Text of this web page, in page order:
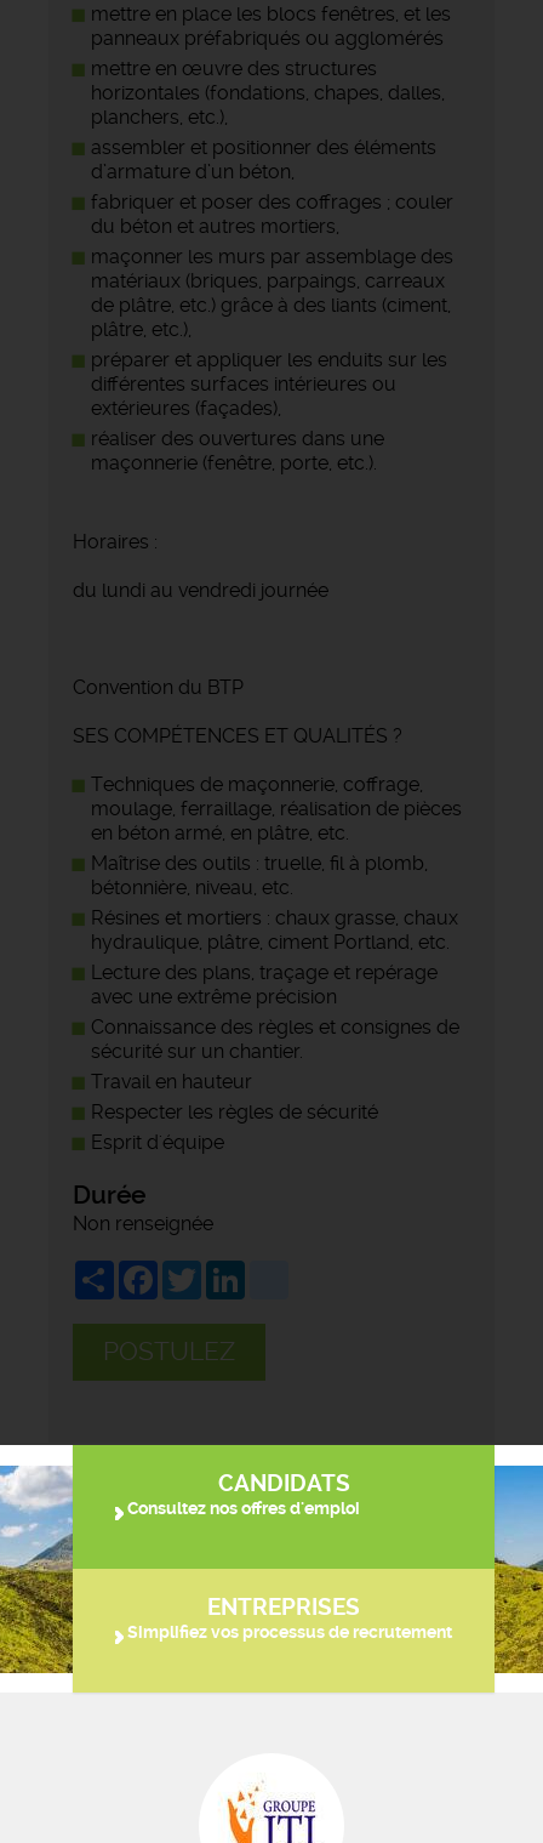
mettre en place les blocs fenêtres, et les
panneaux préfabriqués ou agglomérés
mettre en œuvre des structures
horizontales (fondations, chapes, dalles,
planchers, etc.),
assembler et positionner des éléments
d’armature d’un béton,
fabriquer et poser des coffrages ; couler
du béton et autres mortiers,
maçonner les murs par assemblage des
matériaux (briques, parpaings, carreaux
de plâtre, etc.) grâce à des liants (ciment,
plâtre, etc.),
préparer et appliquer les enduits sur les
différentes surfaces intérieures ou
extérieures (façades),
réaliser des ouvertures dans une
maçonnerie (fenêtre, porte, etc.).
Horaires :
du lundi au vendredi journée
Convention du BTP
SES COMPÉTENCES ET QUALITÉS ?
Techniques de maçonnerie, coffrage,
moulage, ferraillage, réalisation de pièces
en béton armé, en plâtre, etc.
Maîtrise des outils : truelle, fil à plomb,
bétonnière, niveau, etc.
Résines et mortiers : chaux grasse, chaux
hydraulique, plâtre, ciment Portland, etc.
Lecture des plans, traçage et repérage
avec une extrême précision
Connaissance des règles et consignes de
sécurité sur un chantier.
Travail en hauteur
Respecter les règles de sécurité
Esprit d'équipe
Durée
Non renseignée
ShareFacebook
Twitter
POSTULEZ
CANDIDATS
Consultez nos offres d'emploi
ENTREPRISES
Simplifiez vos processus de recrutement